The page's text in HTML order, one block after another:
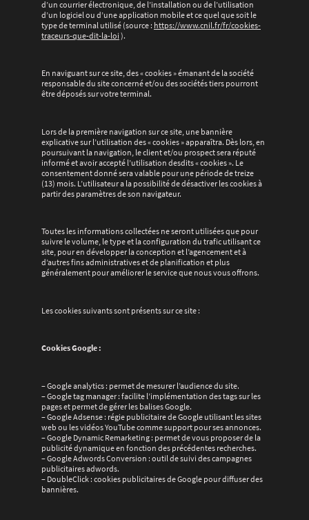
d’un courrier électronique, de l’installation ou de l’utilisation
d’un logiciel ou d’une application mobile et ce quel que soit le
type de terminal utilisé (source : https://www.cnil.fr/fr/cookies-
traceurs-que-dit-la-loi ).
En naviguant sur ce site, des « cookies » émanant de la société
responsable du site concerné et/ou des sociétés tiers pourront
être déposés sur votre terminal.
Lors de la première navigation sur ce site, une bannière
explicative sur l’utilisation des « cookies » apparaîtra. Dès lors, en
poursuivant la navigation, le client et/ou prospect sera réputé
informé et avoir accepté l’utilisation desdits « cookies ». Le
consentement donné sera valable pour une période de treize
(13) mois. L’utilisateur a la possibilité de désactiver les cookies à
partir des paramètres de son navigateur.
Toutes les informations collectées ne seront utilisées que pour
suivre le volume, le type et la configuration du trafic utilisant ce
site, pour en développer la conception et l’agencement et à
d’autres fins administratives et de planification et plus
généralement pour améliorer le service que nous vous offrons.
Les cookies suivants sont présents sur ce site :
Cookies Google :
– Google analytics : permet de mesurer l’audience du site.
– Google tag manager : facilite l’implémentation des tags sur les
pages et permet de gérer les balises Google.
– Google Adsense : régie publicitaire de Google utilisant les sites
web ou les vidéos YouTube comme support pour ses annonces.
– Google Dynamic Remarketing : permet de vous proposer de la
publicité dynamique en fonction des précédentes recherches.
– Google Adwords Conversion : outil de suivi des campagnes
publicitaires adwords.
– DoubleClick : cookies publicitaires de Google pour diffuser des
bannières.